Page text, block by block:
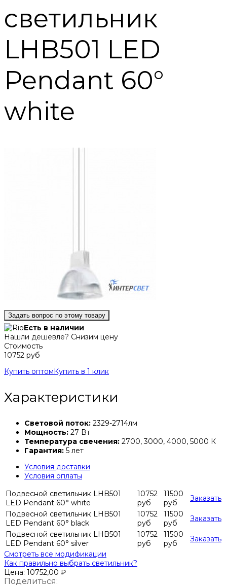
светильник
LHB501 LED
Pendant 60°
white
Задать вопрос по этому товару
Есть в наличии
Нашли дешевле? Снизим цену
Стоимость
10752 руб
Купить оптом Купить в 1 клик
Характеристики
Световой поток: 2329-2714лм
Мощность: 27 Вт
Температура свечения: 2700, 3000, 4000, 5000 К
Гарантия: 5 лет
Условия доставки
Условия оплаты
Подвесной светильник LHB501
LED Pendant 60° white
10752
руб
11500
руб
Заказать
Подвесной светильник LHB501
LED Pendant 60° black
10752
руб
11500
руб
Заказать
Подвесной светильник LHB501
LED Pendant 60° silver
10752
руб
11500
руб
Заказать
Смотреть все модификации
Как правильно выбрать светильник?
Цена: 10752,00 ₽
Поделиться: